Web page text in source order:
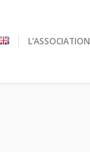
L’ASSOCIATION